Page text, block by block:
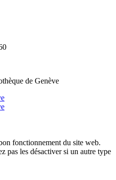
de Genève
fonctionnement du site web.
pas les désactiver si un autre type